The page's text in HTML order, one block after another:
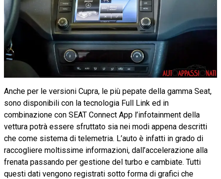
Anche per le versioni Cupra, le più pepate della gamma Seat,
sono disponibili con la tecnologia Full Link ed in
combinazione con SEAT Connect App l’infotainment della
vettura potrà essere sfruttato sia nei modi appena descritti
che come sistema di telemetria. L’auto è infatti in grado di
raccogliere moltissime informazioni, dall’accelerazione alla
frenata passando per gestione del turbo e cambiate. Tutti
questi dati vengono registrati sotto forma di grafici che